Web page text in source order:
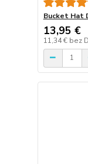
Bucket Hat
13,95 €
11,34 € bez